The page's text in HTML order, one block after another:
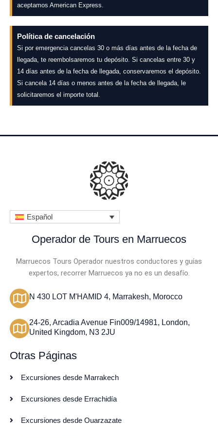
aceptamos American Express.
Política de cancelación
Si por emergencia cancelas 30 o más días antes de la fecha de
llegada, te reembolsaremos tu depósito. Si cancelas entre 30 y
14 días antes de la fecha de llegada, conservaremos el depósito.
Si cancela 14 días o menos antes de la fecha de llegada, le
solicitaremos el importe total.
Español
Operador de Tours en Marruecos
Marruecos Tours Operador nuestros conductores y guías
expertos, recorrer Marruecos ya no es un desafío.
N 430 LOT M'HAMID 4, Marrakesh, Morocco
24-26, Arcadia Avenue Fin009/14981, London,
United Kingdom, N3 2JU
Otras Páginas
Excursiones desde Marrakech
Excursiones desde Errachidía
Excursiones desde Ouarzazate